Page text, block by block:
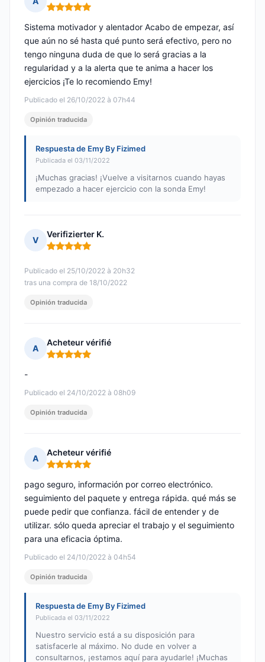
Nota: 5 de 5
Publicado el 26/10/2022 à 07h44
Sistema motivador y alentador Acabo de empezar, así
que aún no sé hasta qué punto será efectivo, pero no
tengo ninguna duda de que lo será gracias a la
regularidad y a la alerta que te anima a hacer los
ejercicios ¡Te lo recomiendo Emy!
Opinión traducida
Respuesta de Emy By Fizimed
Publicada el 03/11/2022
¡Muchas gracias! ¡Vuelve a visitarnos cuando hayas
empezado a hacer ejercicio con la sonda Emy!
V
Verifizierter K.
Nota: 5 de 5
Publicado el 25/10/2022 à 20h32
tras una compra de 18/10/2022
Opinión traducida
A
Acheteur vérifié
Nota: 5 de 5
Publicado el 24/10/2022 à 08h09
-
Opinión traducida
A
Acheteur vérifié
Nota: 5 de 5
Publicado el 24/10/2022 à 04h54
pago seguro, información por correo electrónico.
seguimiento del paquete y entrega rápida. qué más se
puede pedir que confianza. fácil de entender y de
utilizar. sólo queda apreciar el trabajo y el seguimiento
para una eficacia óptima.
Opinión traducida
Respuesta de Emy By Fizimed
Publicada el 03/11/2022
Nuestro servicio está a su disposición para
satisfacerle al máximo. No dude en volver a
consultarnos, ¡estamos aquí para ayudarle! ¡Muchas